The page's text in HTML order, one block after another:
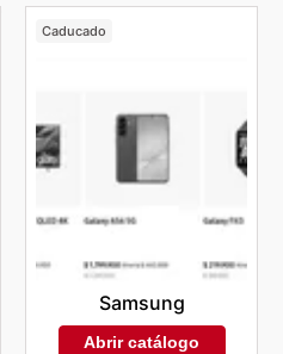
Caducado
Samsung
Abrir catálogo